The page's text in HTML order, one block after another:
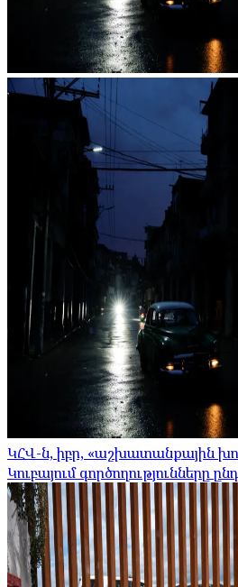
ԿՀՎ-ն, իբր, «աշխատանքային
Կուբայում գործողությունները